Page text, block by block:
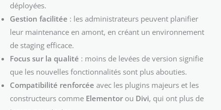
déployées.
Gestion facilitée : les administrateurs peuvent planifier
leur maintenance en amont, en créant un environnement
de staging efficace.
Focus sur la qualité : moins de levées de version signifie
que les nouvelles fonctionnalités sont plus abouties.
Compatibilité renforcée avec les plugins majeurs et les
constructeurs comme Elementor ou Divi, qui ont plus de